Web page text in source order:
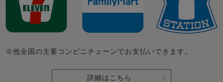
※他全国の主要コンビニチェーンでお支払いできます。
詳細はこちら